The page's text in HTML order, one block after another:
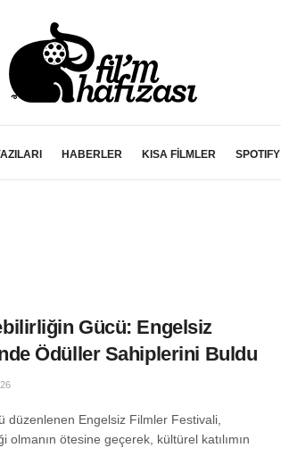
HABERLER KISA FİLMLER SPOTIFY
Gücü: Engelsiz
Ödüller Sahiplerini Buldu
düzenlenen Engelsiz Filmler Festivali,
olmanın ötesine geçerek, kültürel katılımın